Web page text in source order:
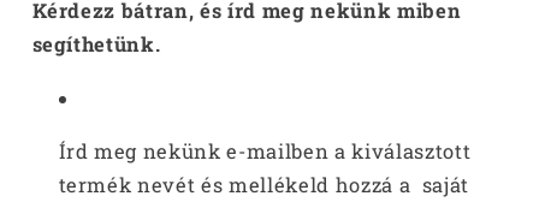
Kérdezz bátran, és írd meg nekünk miben
segíthetünk.
Írd meg nekünk e-mailben a kiválasztott
termék nevét és mellékeld hozzá a saját